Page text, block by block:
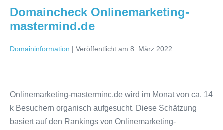
Domaincheck Onlinemarketing-
mastermind.de
Domaininformation | Veröffentlicht am 8. März 2022
mastermind.de
Onlinemarketing-mastermind.de wird im Monat von ca. 14
k Besuchern organisch aufgesucht. Diese Schätzung
basiert auf den Rankings von Onlinemarketing-